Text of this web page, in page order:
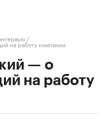
/
на работу компании
— о
на работу